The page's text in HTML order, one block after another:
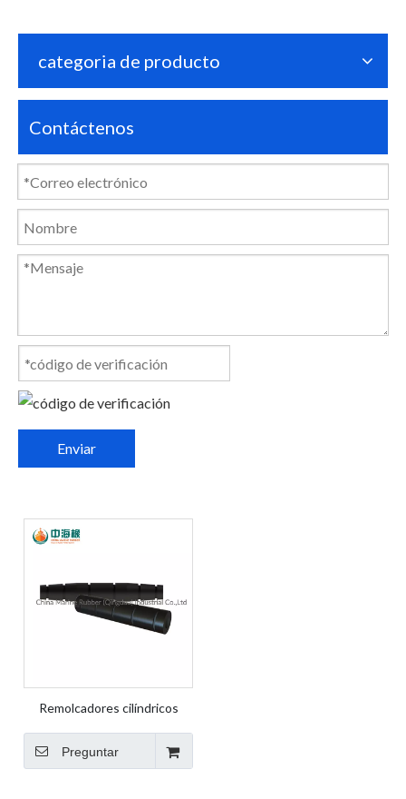
categoria de producto
Contáctenos
Enviar
Remolcadores cilíndricos
Preguntar